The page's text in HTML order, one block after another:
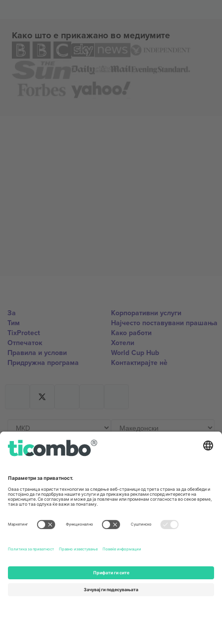
Како што е прикажано во медиумите
За
Тим
TixProtect
Отпечаток
Правила и услови
Придружна програма
Корпоративни услуги
Најчесто поставувани прашања
Како работи
Хотели
World Cup Hub
Контактирајте нѐ
Unter den Linden 24, 10117
Berlin, Germany
167 City Road, London, Greater
Kingdom
Newark, Delaware 19713, United
States
Engelberg, Switzerland